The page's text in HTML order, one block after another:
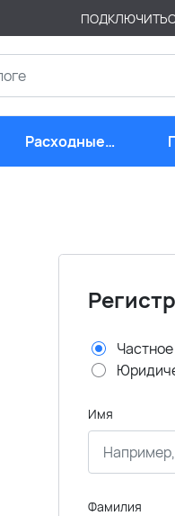
Расходные
материалы
Имя
Фамилия